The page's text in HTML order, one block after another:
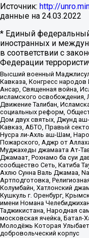
Источник: http://
данные на 24.03.2022
* Единый федеральный
иностранных и
в соответствии с
Федерации
Высший военный
Кавказа, Конгресс народов
Ансар, Священная война,
исламского освобождения,
Движение Талибан,
социальных реформ,
Дом двух святых, Джунд
Кавказ, АБТО, Правый
Нусра ли-Ахль аш-Шам,
Пожарского, Аджр от
Муджахеды джамаата Ат-
Джамаат, Рохнамо ба суи
сообщество Сеть, Катиба
Ахлю Сунна Валь Джамаа,
Артподготовка,
Колумбайн, Хатлонский
Кушкуль г. Оренбург,
имени Номана
Таджикистана, Народная
московская ячейка, Батал-
Молодёжь Которая
добровольческий корпус